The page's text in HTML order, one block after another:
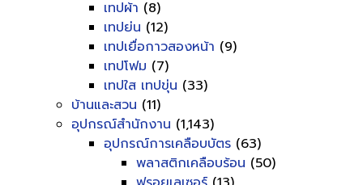
เทปผ้า (8)
เทปย่น (12)
เทปเยื่อกาวสองหน้า (9)
เทปโฟม (7)
เทปใส เทปขุ่น (33)
บ้านและสวน (11)
อุปกรณ์สำนักงาน (1,143)
อุปกรณ์การเคลือบบัตร (63)
พลาสติกเคลือบร้อน (50)